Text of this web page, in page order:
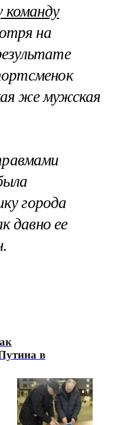
на
же мужская
города
давно ее
.
в